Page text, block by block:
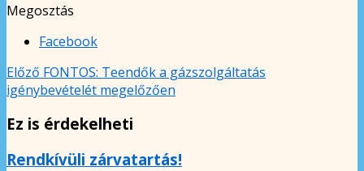
Megosztás
Facebook
Előző FONTOS: Teendők a gázszolgáltatás
igénybevételét megelőzően
Ez is érdekelheti
Rendkívüli zárvatartás!